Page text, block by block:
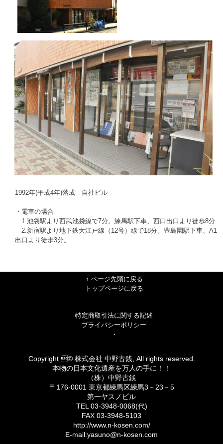
1992年(平成4年)落成 自社ビル
・電車の場合
1.池袋駅より西武池袋線で7分。練馬駅下車、西口出口より徒歩8分
2.新宿駅より地下鉄大江戸線（12号）線で18分。豊島園駅下車、A1
出口より徒歩3分。
↑ ページ先頭に戻る
トップページに戻る
特定商取引法に関する記述
プライバシーポリシー
・
Copyright © 株式会社 中野古銭, All rights reserved.
本物の日本文化遺産を万人の手に！！
（株）中野古銭
〒176-0001 東京都練馬区練馬3－23－5
第一ヤスノビル
TEL 03-3948-0068(代)
FAX 03-3948-5103
http://www.n-kosen.com/
E-mail:yasuno@n-kosen.com